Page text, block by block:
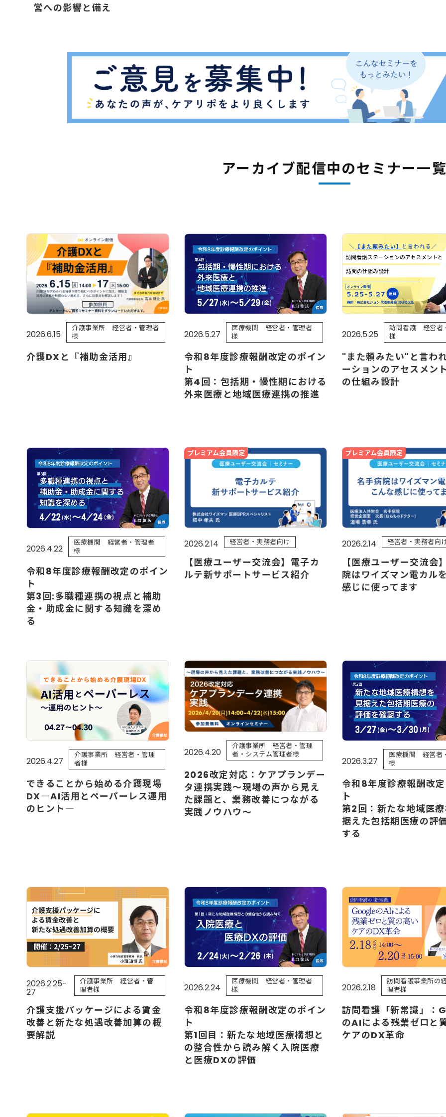
営への影響と備え
アーカイブ配信中のセミナー一
2026.6.15
介護事業所 経営者・管理者
様
介護DXと『補助金活用』
2026.5.27
医療機関 経営者・管理者
様
令和8年度診療報酬改定のポイン
ト
第4回：包括期・慢性期における
外来医療と地域医療連携の推進
2026.5.25
訪問看護 経営者
様
"また頼みたい"と言わ
ーションのアセスメン
の仕組み設計
2026.4.22
医療機関 経営者・管理者
様
令和8年度診療報酬改定のポイン
ト
第3回:多職種連携の視点と補助
金・助成金に関する知識を深め
る
プレミアム会員限定
2026.2.14 経営者・実務者向け
【医療ユーザー交流会】電子カ
ルテ新サポートサービス紹介
プレミアム会員限定
2026.2.14 経営者・実務者向
【医療ユーザー交流会
院はワイズマン電カル
感じに使ってます
2026.4.27
介護事業所 経営者・管理
者様
できることから始める介護現場
DX―AI活用とペーパーレス運用
のヒント―
2026.4.20
介護事業所 経営者・管理
者・システム管理者様
2026改定対応：ケアプランデー
タ連携実践～現場の声から見え
た課題と、業務改善につながる
実践ノウハウ～
2026.3.27
医療機関 経営者
様
令和8年度診療報酬改
ト
第2回：新たな地域医
据えた包括期医療の評
する
2026.2.25-
27
介護事業所 経営者・管
理者様
介護支援パッケージによる賃金
改善と新たな処遇改善加算の概
要解説
2026.2.24
医療機関 経営者・管理者
様
令和8年度診療報酬改定のポイン
ト
第1回目：新たな地域医療構想と
の整合性から読み解く入院医療
と医療DXの評価
2026.2.18
訪問看護事業所の
理者様
訪問看護「新常識」
のAIによる残業ゼロと
ケアのDX革命